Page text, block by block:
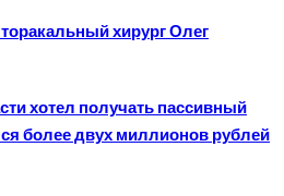
хирург Олег
хотел получать пассивный
более двух миллионов рублей